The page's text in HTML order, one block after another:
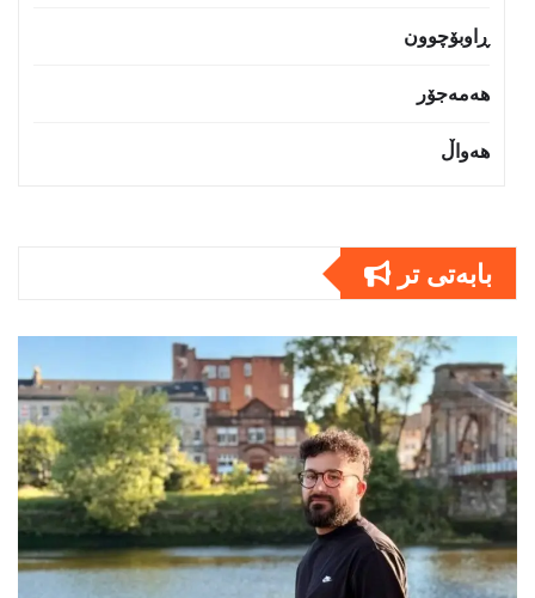
ڕاوبۆچوون
هەمەجۆر
هەواڵ
بابەتى تر